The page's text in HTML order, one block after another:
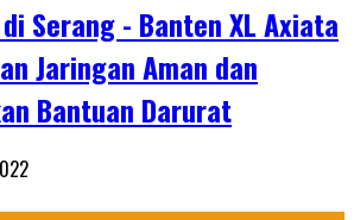
Serang - Banten XL Axiata
Jaringan Aman dan
Bantuan Darurat